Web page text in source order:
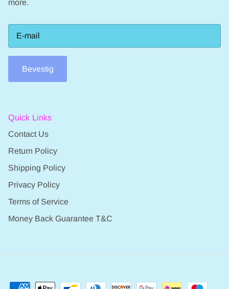
more.
Bevestig
Quick Links
Contact Us
Return Policy
Shipping Policy
Privacy Policy
Terms of Service
Money Back Guarantee T&C